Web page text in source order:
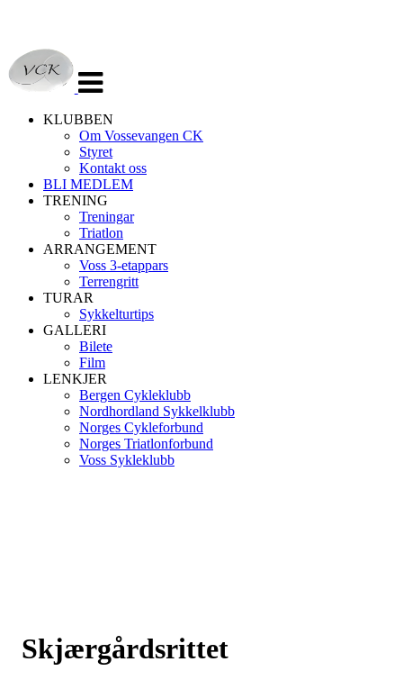
navigasjon
KLUBBEN
Om Vossevangen CK
Styret
Kontakt oss
BLI MEDLEM
TRENING
Treningar
Triatlon
ARRANGEMENT
Voss 3-etappars
Terrengritt
TURAR
Sykkelturtips
GALLERI
Bilete
Film
LENKJER
Bergen Cykleklubb
Nordhordland Sykkelklubb
Norges Cykleforbund
Norges Triatlonforbund
Voss Sykleklubb
Skjærgårdsrittet